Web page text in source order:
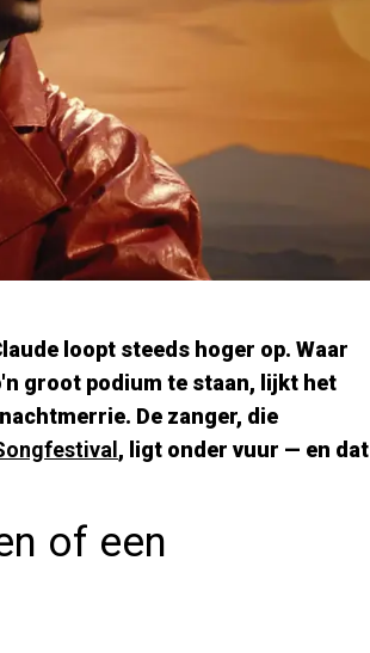
loopt steeds hoger op. Waar
groot podium te staan, lijkt het
De zanger, die
, ligt onder vuur — en dat
of een